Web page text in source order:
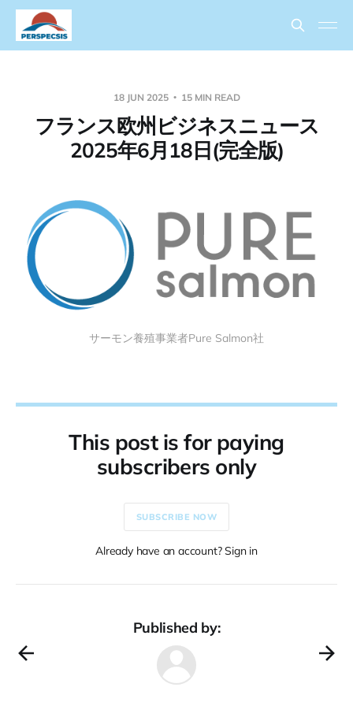
18 JUN 2025 15 MIN READ
フランス欧州ビジネスニュース
2025年6月18日(完全版)
サーモン養殖事業者Pure Salmon社
This post is for paying
subscribers only
SUBSCRIBE NOW
Already have an account? Sign in
Published by: